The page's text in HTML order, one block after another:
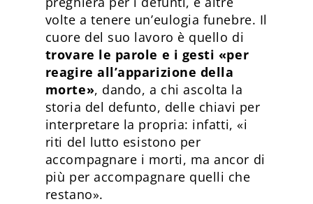
volte a tenere un’eulogia funebre. Il
cuore del suo lavoro è quello di
trovare le parole e i gesti «per
reagire all’apparizione della
morte», dando, a chi ascolta la
storia del defunto, delle chiavi per
interpretare la propria: infatti, «i
riti del lutto esistono per
accompagnare i morti, ma ancor di
più per accompagnare quelli che
restano».